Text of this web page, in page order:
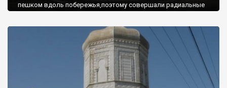
пешком вдоль побережья,поэтому совершали радиальные